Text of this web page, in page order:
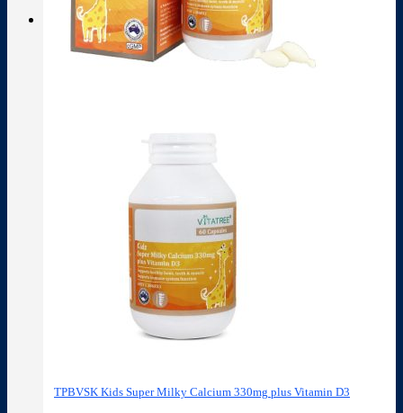
TPBVSK Kids Super Milky Calcium 330mg plus Vitamin D3